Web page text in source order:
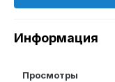
Информация
Просмотры